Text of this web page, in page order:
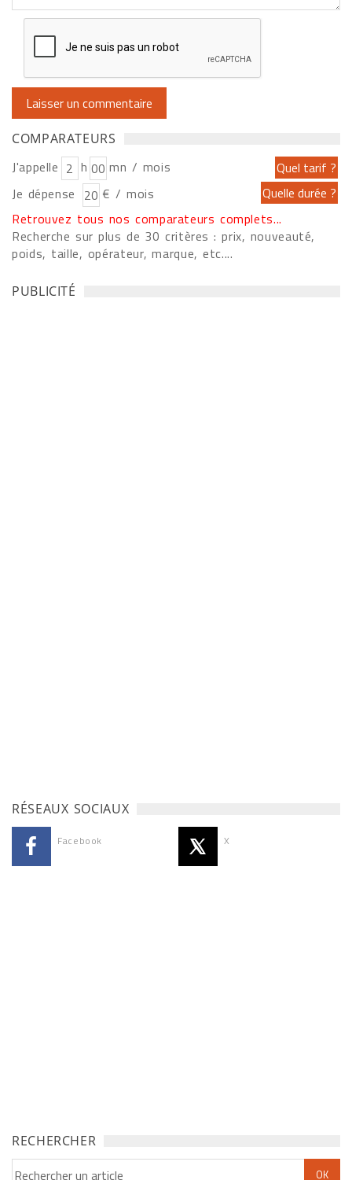
COMPARATEURS
J'appelle h
mn / mois
Je dépense
€ / mois
Retrouvez tous nos comparateurs complets...
Recherche sur plus de 30 critères : prix, nouveauté,
poids, taille, opérateur, marque, etc....
PUBLICITÉ
RÉSEAUX SOCIAUX
Facebook X
RECHERCHER